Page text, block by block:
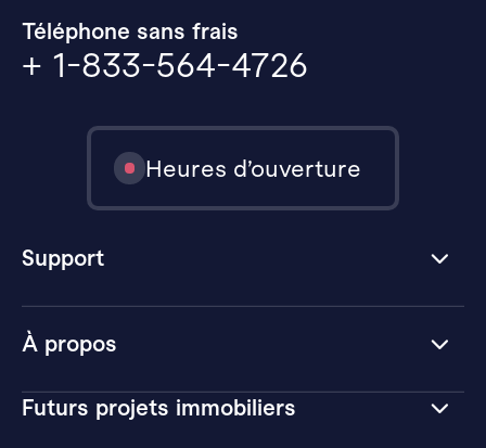
À propos
Futurs projets immobiliers
Téléphone sans frais
+ 1-833-564-4726
Heures d’ouverture
Support